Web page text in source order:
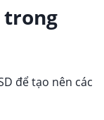
để tạo nên các